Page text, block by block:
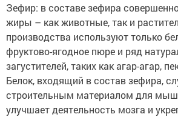
Зефир: в составе зефира
жиры – как животные, так и
производства используют только
фруктово-ягодное пюре и ряд
загустителей, таких как агар-агар,
Белок, входящий в состав зефира,
строительным материалом для
улучшает деятельность мозга и